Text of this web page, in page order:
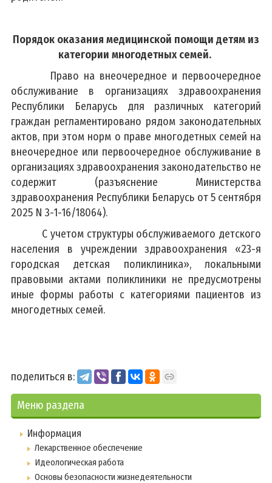
Порядок оказания медицинской помощи детям из
категории многодетных семей.
Право на внеочередное и первоочередное
обслуживание в организациях здравоохранения
Республики Беларусь для различных категорий
граждан регламентировано рядом законодательных
актов, при этом норм о праве многодетных семей на
внеочередное или первоочередное обслуживание в
организациях здравоохранения законодательство не
содержит (разъяснение Министерства
здравоохранения Республики Беларусь от 5 сентября
2025 N 3-1-16/18064).
С учетом структуры обслуживаемого детского
населения в учреждении здравоохранения «23-я
городская детская поликлиника», локальными
правовыми актами поликлиники не предусмотрены
иные формы работы с категориями пациентов из
многодетных семей.
поделиться в:
Меню раздела
Информация
Лекарственное обеспечение
Идеологическая работа
Основы безопасности жизнедеятельности